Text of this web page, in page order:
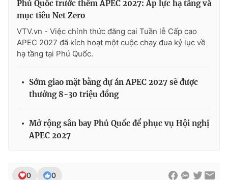
Phú Quốc trước thềm APEC 2027: Áp lực hạ tầng và
mục tiêu Net Zero
VTV.vn - Việc chính thức đăng cai Tuần lễ Cấp cao
APEC 2027 đã kích hoạt một cuộc chạy đua kỷ lục về
hạ tầng tại Phú Quốc.
Sớm giao mặt bằng dự án APEC 2027 sẽ được
thưởng 8-30 triệu đồng
Mở rộng sân bay Phú Quốc để phục vụ Hội nghị
APEC 2027
0 0